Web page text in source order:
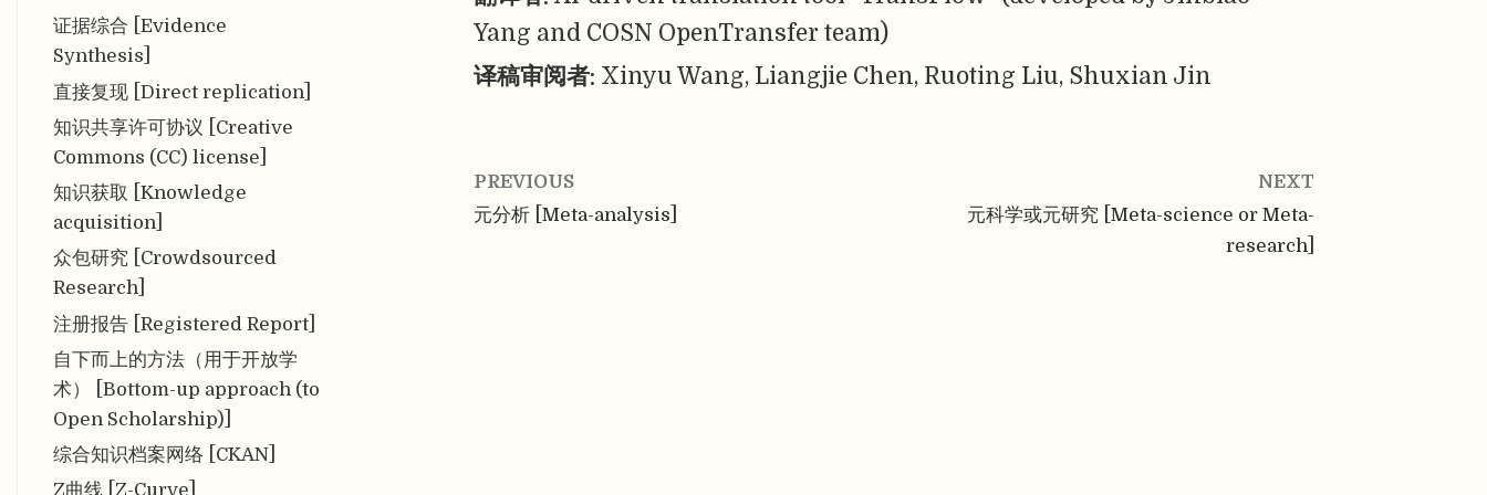
证据综合 [Evidence
Synthesis]
直接复现 [Direct replication]
知识共享许可协议 [Creative
Commons (CC) license]
知识获取 [Knowledge
acquisition]
众包研究 [Crowdsourced
Research]
注册报告 [Registered Report]
自下而上的方法（用于开放学
术） [Bottom-up approach (to
Open Scholarship)]
综合知识档案网络 [CKAN]
Z曲线 [Z-Curve]
Yang and COSN OpenTransfer team)
译稿审阅者: Xinyu Wang, Liangjie Chen, Ruoting Liu, Shuxian Jin
PREVIOUS
元分析 [Meta-analysis]
NEXT
元科学或元研究 [Meta-science or Meta-
research]